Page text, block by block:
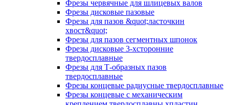
Фрезы червячные для шлицевых валов
Фрезы дисковые пазовые
Фрезы для пазов &quot;ласточкин
хвост&quot;
Фрезы для пазов сегментных шпонок
Фрезы дисковые 3-хсторонние
твердосплавные
Фрезы для Т-образных пазов
твердосплавные
Фрезы концевые радиусные твердосплавные
Фрезы концевые с механическим